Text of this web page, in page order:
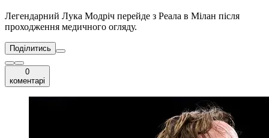
Легендарний Лука Модріч перейде з Реала в Мілан після
проходження медичного огляду.
Поділитись
0
коментарі